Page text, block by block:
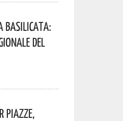
Basilicata:
del
piazze,